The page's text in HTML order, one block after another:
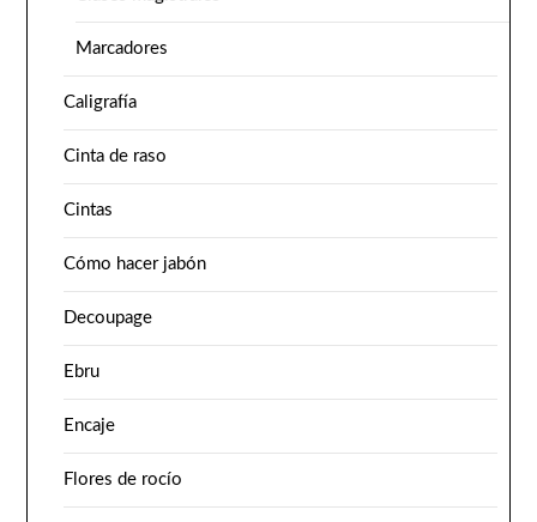
Marcadores
Caligrafía
Cinta de raso
Cintas
Cómo hacer jabón
Decoupage
Ebru
Encaje
Flores de rocío